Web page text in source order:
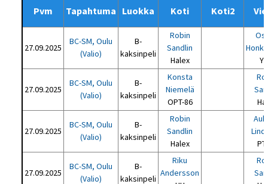
Pvm Tapahtuma Luokka Koti Koti2
27.09.2025
BC-SM, Oulu
(Valio)
B-
kaksinpeli
Robin
Sandlin
Halex
27.09.2025
BC-SM, Oulu
(Valio)
B-
kaksinpeli
Konsta
Niemelä
OPT-86
27.09.2025
BC-SM, Oulu
(Valio)
B-
kaksinpeli
Robin
Sandlin
Halex
27.09.2025
BC-SM, Oulu
(Valio)
B-
kaksinpeli
Riku
Andersson